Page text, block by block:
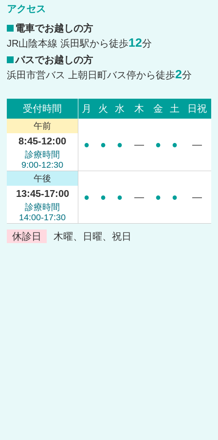
アクセス
電車でお越しの方
JR山陰本線 浜田駅から徒歩12分
バスでお越しの方
浜田市営バス 上朝日町バス停から徒歩2分
休診日 木曜、日曜、祝日
受付時間 月 火 水 木 金 土 日祝
午前
● ● ● ― ● ● ―
8:45-12:00
診療時間
9:00-12:30
午後
● ● ● ― ● ● ―
13:45-17:00
診療時間
14:00-17:30